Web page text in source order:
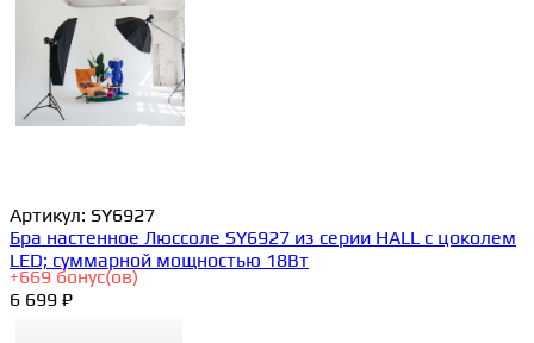
Артикул: SY6927
Бра настенное Люссоле SY6927 из серии HALL с цоколем
LED; суммарной мощностью 18Вт
+669 бонус(ов)
6 699 ₽